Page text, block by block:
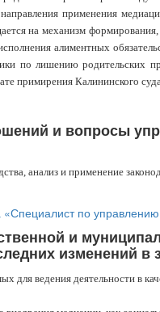
применения
на механизм
алиментных
по лишению родительских
примирения Калининского
и вопросы
анализ и применение
по
и
изменений в
для ведения деятельности в